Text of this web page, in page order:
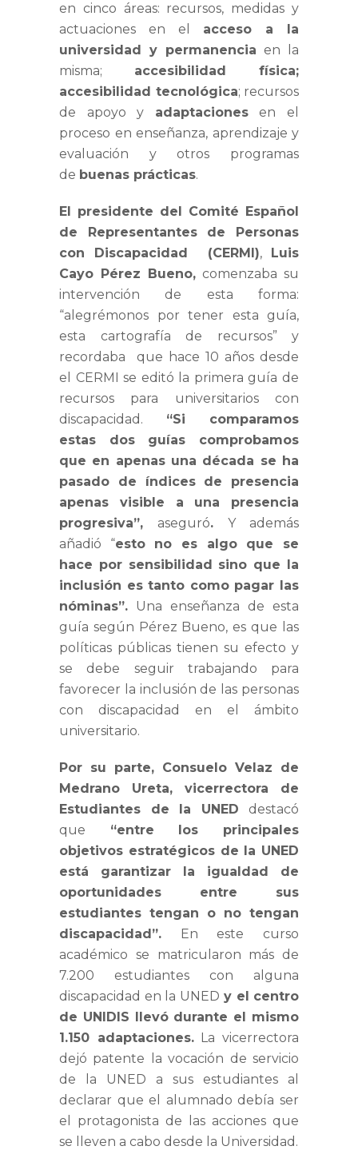
en cinco áreas: recursos, medidas y
actuaciones en el acceso a la
universidad y permanencia en la
misma; accesibilidad física;
accesibilidad tecnológica; recursos
de apoyo y adaptacionesen el
proceso en enseñanza, aprendizaje y
evaluación y otros programas
de buenas prácticas.
El presidente del Comité Español
de Representantes de Personas
con Discapacidad (CERMI),
Luis
Cayo Pérez Bueno, comenzaba su
intervención de esta forma:
“alegrémonos por tener esta guía,
esta cartografía de recursos” y
recordaba que hace 10 años desde
el CERMI se editó la primera guía de
recursos para universitarios con
discapacidad. “Si comparamos
estas dos guías comprobamos
que en apenas una década se ha
pasado de índices de presencia
apenas visible a una presencia
progresiva”, aseguró. Y además
añadió “esto no es algo que se
hace por sensibilidad sino que la
inclusión es tanto como pagar las
nóminas”. Una enseñanza de esta
guía según Pérez Bueno, es que las
políticas públicas tienen su efecto y
se debe seguir trabajando para
favorecer la inclusión de las personas
con discapacidad en el ámbito
universitario.
Por su parte, Consuelo Velaz de
Medrano Ureta, vicerrectora de
Estudiantes de la UNED destacó
que “entre los principales
objetivos estratégicos de la UNED
está garantizar la igualdad de
oportunidades entre sus
estudiantes tengan o no tengan
discapacidad”. En este curso
académico se matricularon más de
7.200 estudiantes con alguna
discapacidad en la UNED y el centro
de UNIDIS llevó durante el mismo
1.150 adaptaciones.La vicerrectora
dejó patente la vocación de servicio
de la UNED a sus estudiantes al
declarar que el alumnado debía ser
el protagonista de las acciones que
se lleven a cabo desde la Universidad.